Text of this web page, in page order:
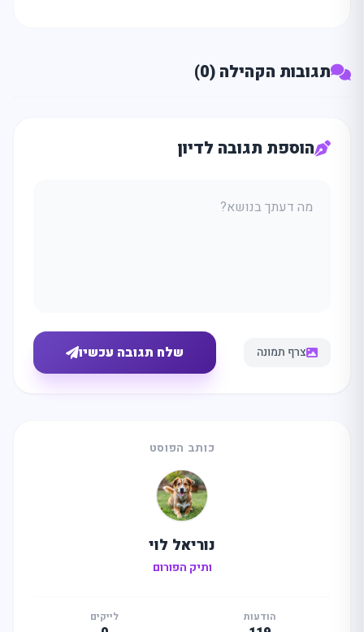
תגובות הקהילה (0)
הוספת תגובה לדיון
צרף תמונה שלח תגובה עכשיו
כותב הפוסט
נוריאל לוי
ותיק הפורום
הודעות לייקים